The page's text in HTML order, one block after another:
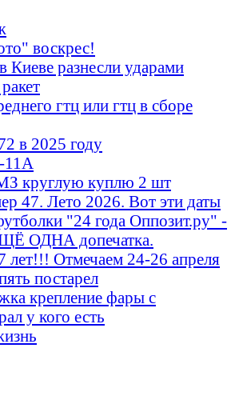
воскрес!
Киеве разнесли ударами
гтц или гтц в сборе
в 2025 году
11А
круглую куплю 2 шт
47. Лето 2026. Вот эти даты
"24 года Оппозит.ру" -
ОДНА допечатка.
лет!!! Отмечаем 24-26 апреля
постарел
крепление фары с
у кого есть